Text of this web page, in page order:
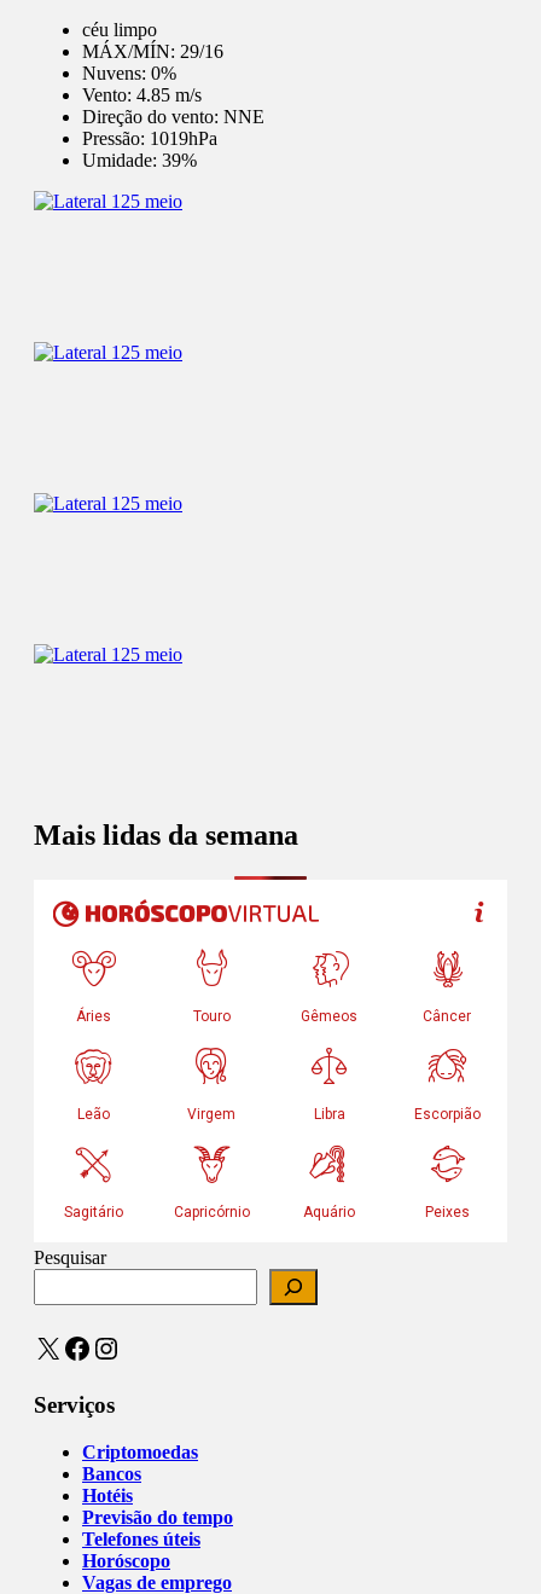
céu limpo
MÁX/MÍN: 29/16
Nuvens: 0%
Vento: 4.85 m/s
Direção do vento: NNE
Pressão: 1019hPa
Umidade: 39%
Mais lidas da semana
Pesquisar
X Facebook
Instagram
Serviços
Criptomoedas
Bancos
Hotéis
Previsão do tempo
Telefones úteis
Horóscopo
Vagas de emprego